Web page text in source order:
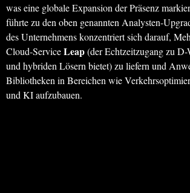
was eine globale Expansion der Präsenz
führte zu den oben genannten Analysten-
des Unternehmens konzentriert sich darauf,
Cloud-ServiceLeap(der Echtzeitzugang zu D-
und hybriden Lösern bietet) zu liefern und
Bibliotheken in Bereichen wie
und KI aufzubauen.